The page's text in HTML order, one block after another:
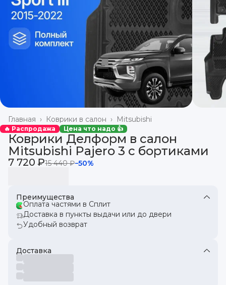
Mitsubishi
Коврики в салон ›
Главная ›
🔥 Распродажа Цена что надо 👍
Коврики Делформ в салон
Mitsubishi Pajero 3 с бортиками
7 720 ₽15 440 ₽−50%
Преимущества
Оплата частями в Сплит
Доставка в пункты выдачи или до двери
Удобный возврат
Доставка